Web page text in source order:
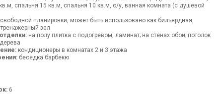
спальня 15 кв.м, спальня 10 кв.м, с/у, ванная комната (с душевой
планировки, может быть использовано как бильярдная,
тренажерный зал
на полу плитка с подогревом, ламинат; на стенах обои; потолок
кондиционеры в комнатах 2 и 3 этажа
беседка барбекю
6